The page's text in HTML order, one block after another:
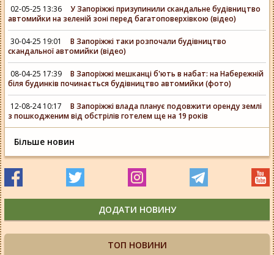
02-05-25 13:36
У Запоріжжі призупинили скандальне будівництво
автомийки на зеленій зоні перед багатоповерхівкою (відео)
30-04-25 19:01
В Запоріжжі таки розпочали будівництво
скандальної автомийки (відео)
08-04-25 17:39
В Запоріжжі мешканці б'ють в набат: на Набережній
біля будинків починається будівництво автомийки (фото)
12-08-24 10:17
В Запоріжжі влада планує подовжити оренду землі
з пошкодженим від обстрілів готелем ще на 19 років
Більше новин
ДОДАТИ НОВИНУ
ТОП НОВИНИ